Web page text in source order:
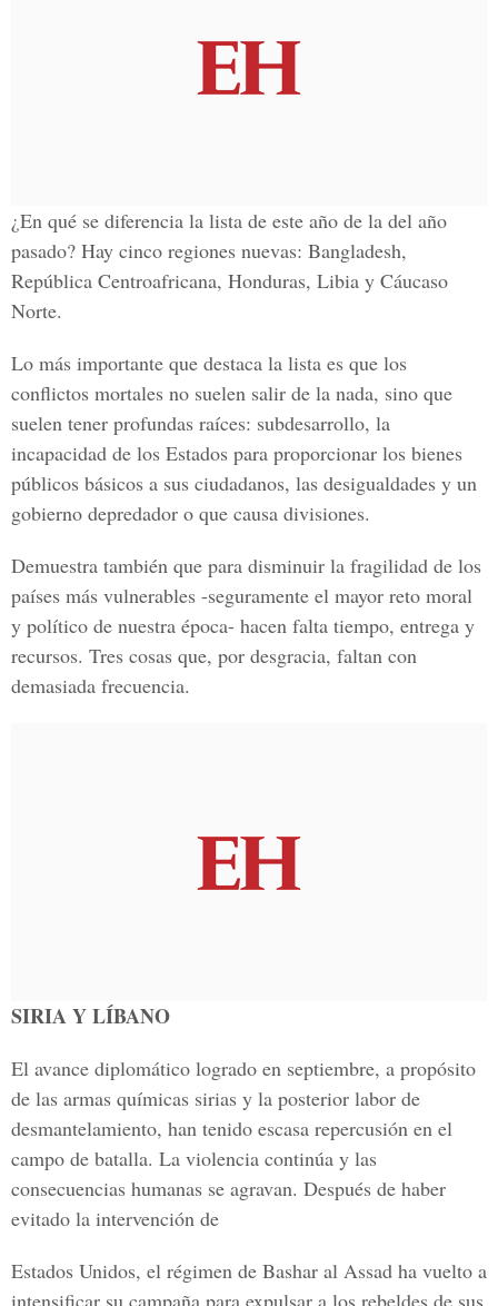
¿En qué se diferencia la lista de este año de la del año
pasado? Hay cinco regiones nuevas: Bangladesh,
República Centroafricana, Honduras, Libia y Cáucaso
Norte.
Lo más importante que destaca la lista es que los
conflictos mortales no suelen salir de la nada, sino que
suelen tener profundas raíces: subdesarrollo, la
incapacidad de los Estados para proporcionar los bienes
públicos básicos a sus ciudadanos, las desigualdades y un
gobierno depredador o que causa divisiones.
Demuestra también que para disminuir la fragilidad de los
países más vulnerables -seguramente el mayor reto moral
y político de nuestra época- hacen falta tiempo, entrega y
recursos. Tres cosas que, por desgracia, faltan con
demasiada frecuencia.
SIRIA Y LÍBANO
El avance diplomático logrado en septiembre, a propósito
de las armas químicas sirias y la posterior labor de
desmantelamiento, han tenido escasa repercusión en el
campo de batalla. La violencia continúa y las
consecuencias humanas se agravan. Después de haber
evitado la intervención de
Estados Unidos, el régimen de Bashar al Assad ha vuelto a
intensificar su campaña para expulsar a los rebeldes de sus